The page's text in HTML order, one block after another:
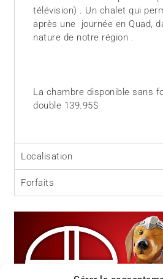
télévision) . Un chalet qui
après une journée en Quad,
nature de notre région .
La chambre disponible sans
double 139.95$
Localisation
Forfaits